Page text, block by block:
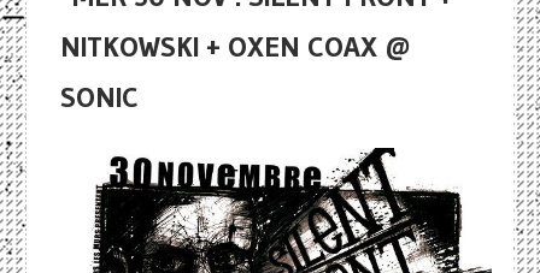
NITKOWSKI + OXEN COAX @
SONIC